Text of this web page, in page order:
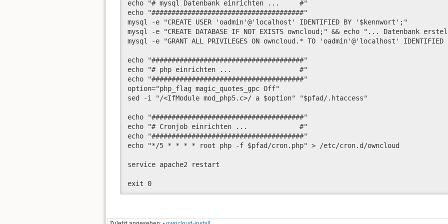
echo "# mysql Datenbank einrichten ...     #"
echo "######################################"
mysql -e "CREATE USER 'oadmin'@'localhost' IDENTIFIED BY '$kennwort';"
mysql -e "CREATE DATABASE IF NOT EXISTS owncloud;" && echo "... Datenbank
mysql -e "GRANT ALL PRIVILEGES ON owncloud.* TO 'oadmin'@'localhost'
echo "######################################"
echo "# php einrichten ...                 #"
echo "######################################"
option="php_flag magic_quotes_gpc Off"
sed -i "/<IfModule mod_php5.c>/ a $option" "$pfad/.htaccess"
echo "######################################"
echo "# Cronjob einrichten ...             #"
echo "######################################"
echo "*/5 * * * * root php -f $pfad/cron.php" > /etc/cron.d/owncloud
service apache2 restart
exit 0